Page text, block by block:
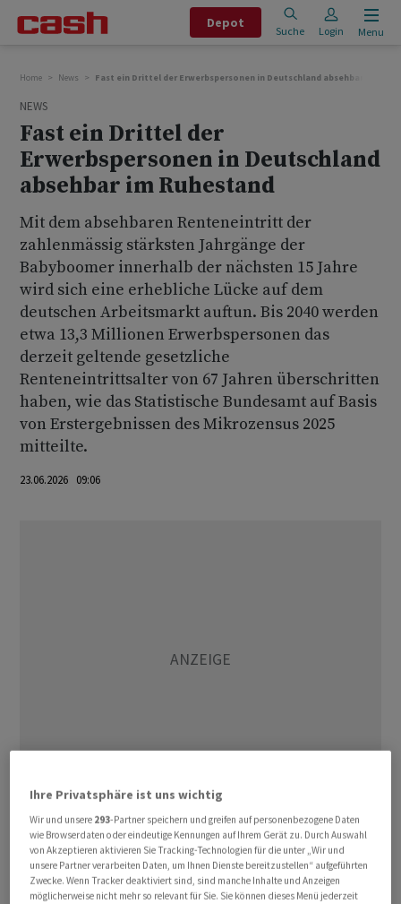
Depot
Suche Login Menu
Home News Fast ein Drittel der Erwerbspersonen in Deutschland absehbar im
NEWS
Fast ein Drittel der
Erwerbspersonen in Deutschland
absehbar im Ruhestand
Mit dem absehbaren Renteneintritt der
zahlenmässig stärksten Jahrgänge der
Babyboomer innerhalb der nächsten 15 Jahre
wird sich eine erhebliche Lücke auf dem
deutschen Arbeitsmarkt auftun. Bis 2040 werden
etwa 13,3 Millionen Erwerbspersonen das
derzeit geltende gesetzliche
Renteneintrittsalter von 67 Jahren überschritten
haben, wie das Statistische Bundesamt auf Basis
von Erstergebnissen des Mikrozensus 2025
mitteilte.
23.06.2026 09:06
Das entspreche fast einem Drittel (30 Prozent) aller
Erwerbspersonen hierzulande, also Erwerbstätige und
Erwerbslose, die dem Arbeitsmarkt im vergangenen
Jahr zur Verfügung standen.
Ihre Privatsphäre ist uns wichtig
Wir und unsere 293-Partner speichern und greifen auf personenbezogene Daten
wie Browserdaten oder eindeutige Kennungen auf Ihrem Gerät zu. Durch Auswahl
von Akzeptieren aktivieren Sie Tracking-Technologien für die unter „Wir und
unsere Partner verarbeiten Daten, um Ihnen Dienste bereitzustellen“ aufgeführten
Zwecke. Wenn Tracker deaktiviert sind, sind manche Inhalte und Anzeigen
möglicherweise nicht mehr so relevant für Sie. Sie können dieses Menü jederzeit